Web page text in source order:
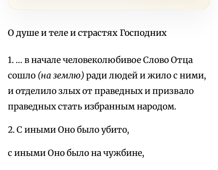
О душе и теле и страстях Господних
1. … в начале человеколюбивое Слово Отца
сошло (на землю) ради людей и жило с ними,
и отделило злых от праведных и призвало
праведных стать избранным народом.
2. С иными Оно было убито,
с иными Оно было на чужбине,